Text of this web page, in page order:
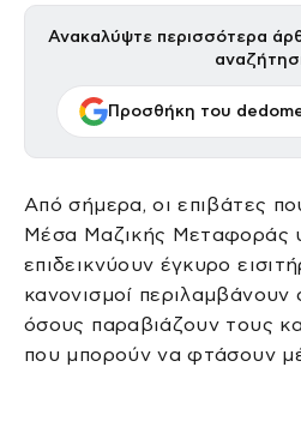
Ανακαλύψτε περισσότερα
Προσθήκη του
Από σήμερα, οι επιβάτες
Μέσα Μαζικής Μεταφοράς
επιδεικνύουν έγκυρο
κανονισμοί περιλαμβάνουν
όσους παραβιάζουν τους
που μπορούν να φτάσουν